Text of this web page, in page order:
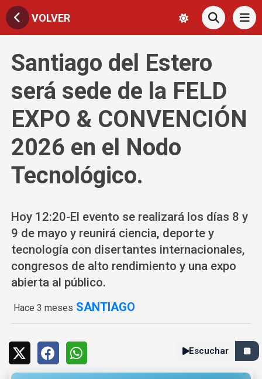
VOLVER
Santiago del Estero
será sede de la FELD
EXPO & CONVENCIÓN
2026 en el Nodo
Tecnológico.
Hoy 12:20-El evento se realizará los días 8 y
9 de mayo y reunirá ciencia, deporte y
tecnología con disertantes internacionales,
congresos de alto rendimiento y una expo
abierta al público.
Hace 3 meses SANTIAGO
Escuchar